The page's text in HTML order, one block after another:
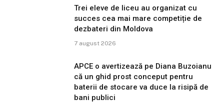
Trei eleve de liceu au organizat cu
succes cea mai mare competiție de
dezbateri din Moldova
7 august 2026
APCE o avertizează pe Diana Buzoianu
că un ghid prost conceput pentru
baterii de stocare va duce la risipă de
bani publici